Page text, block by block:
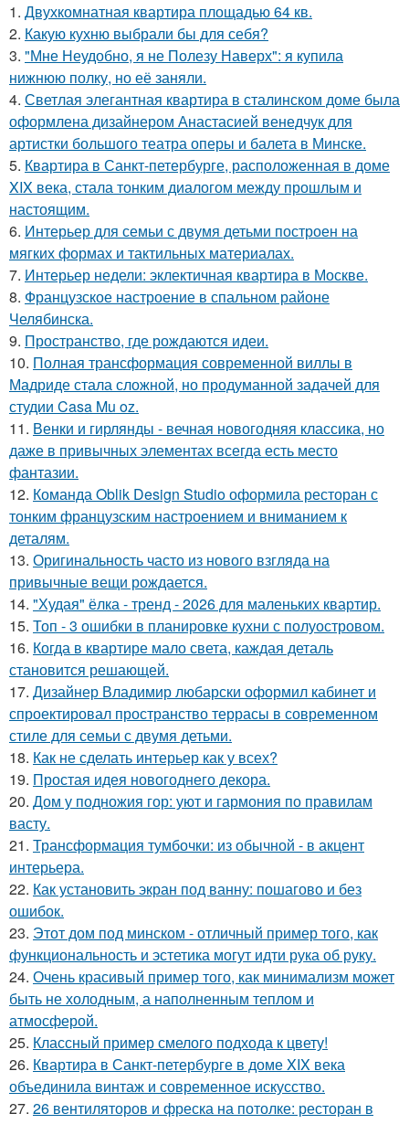
1. Двухкомнатная квартира площадью 64 кв.
2. Какую кухню выбрали бы для себя?
3. "Мне Неудобно, я не Полезу Наверх": я купила
нижнюю полку, но её заняли.
4. Светлая элегантная квартира в сталинском доме была
оформлена дизайнером Анастасией венедчук для
артистки большого театра оперы и балета в Минске.
5. Квартира в Санкт-петербурге, расположенная в доме
XIX века, стала тонким диалогом между прошлым и
настоящим.
6. Интерьер для семьи с двумя детьми построен на
мягких формах и тактильных материалах.
7. Интерьер недели: эклектичная квартира в Москве.
8. Французское настроение в спальном районе
Челябинска.
9. Пространство, где рождаются идеи.
10. Полная трансформация современной виллы в
Мадриде стала сложной, но продуманной задачей для
студии Casa Mu oz.
11. Венки и гирлянды - вечная новогодняя классика, но
даже в привычных элементах всегда есть место
фантазии.
12. Команда Oblik Design Studio оформила ресторан с
тонким французским настроением и вниманием к
деталям.
13. Оригинальность часто из нового взгляда на
привычные вещи рождается.
14. "Худая" ёлка - тренд - 2026 для маленьких квартир.
15. Топ - 3 ошибки в планировке кухни с полуостровом.
16. Когда в квартире мало света, каждая деталь
становится решающей.
17. Дизайнер Владимир любарски оформил кабинет и
спроектировал пространство террасы в современном
стиле для семьи с двумя детьми.
18. Как не сделать интерьер как у всех?
19. Простая идея новогоднего декора.
20. Дом у подножия гор: уют и гармония по правилам
васту.
21. Трансформация тумбочки: из обычной - в акцент
интерьера.
22. Как установить экран под ванну: пошагово и без
ошибок.
23. Этот дом под минском - отличный пример того, как
функциональность и эстетика могут идти рука об руку.
24. Очень красивый пример того, как минимализм может
быть не холодным, а наполненным теплом и
атмосферой.
25. Классный пример смелого подхода к цвету!
26. Квартира в Санкт-петербурге в доме XIX века
объединила винтаж и современное искусство.
27. 26 вентиляторов и фреска на потолке: ресторан в